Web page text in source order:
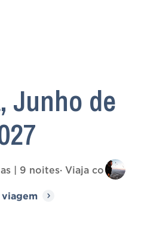
Junho de
| 9 noites· Viaja com
viagem